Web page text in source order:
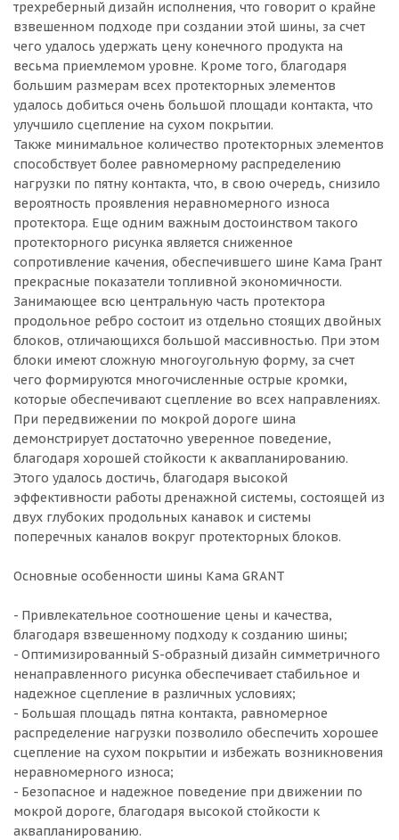
трехреберный дизайн исполнения, что говорит о крайне
взвешенном подходе при создании этой шины, за счет
чего удалось удержать цену конечного продукта на
весьма приемлемом уровне. Кроме того, благодаря
большим размерам всех протекторных элементов
удалось добиться очень большой площади контакта, что
улучшило сцепление на сухом покрытии.
Также минимальное количество протекторных элементов
способствует более равномерному распределению
нагрузки по пятну контакта, что, в свою очередь, снизило
вероятность проявления неравномерного износа
протектора. Еще одним важным достоинством такого
протекторного рисунка является сниженное
сопротивление качения, обеспечившего шине Кама Грант
прекрасные показатели топливной экономичности.
Занимающее всю центральную часть протектора
продольное ребро состоит из отдельно стоящих двойных
блоков, отличающихся большой массивностью. При этом
блоки имеют сложную многоугольную форму, за счет
чего формируются многочисленные острые кромки,
которые обеспечивают сцепление во всех направлениях.
При передвижении по мокрой дороге шина
демонстрирует достаточно уверенное поведение,
благодаря хорошей стойкости к аквапланированию.
Этого удалось достичь, благодаря высокой
эффективности работы дренажной системы, состоящей из
двух глубоких продольных канавок и системы
поперечных каналов вокруг протекторных блоков.
Основные особенности шины Кама GRANT
- Привлекательное соотношение цены и качества,
благодаря взвешенному подходу к созданию шины;
- Оптимизированный S-образный дизайн симметричного
ненаправленного рисунка обеспечивает стабильное и
надежное сцепление в различных условиях;
- Большая площадь пятна контакта, равномерное
распределение нагрузки позволило обеспечить хорошее
сцепление на сухом покрытии и избежать возникновения
неравномерного износа;
- Безопасное и надежное поведение при движении по
мокрой дороге, благодаря высокой стойкости к
аквапланированию.